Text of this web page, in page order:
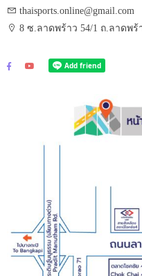
thaisports.online@gmail.com
8 ซ.ลาดพร้าว 54/1 ถ.ลาดพร้